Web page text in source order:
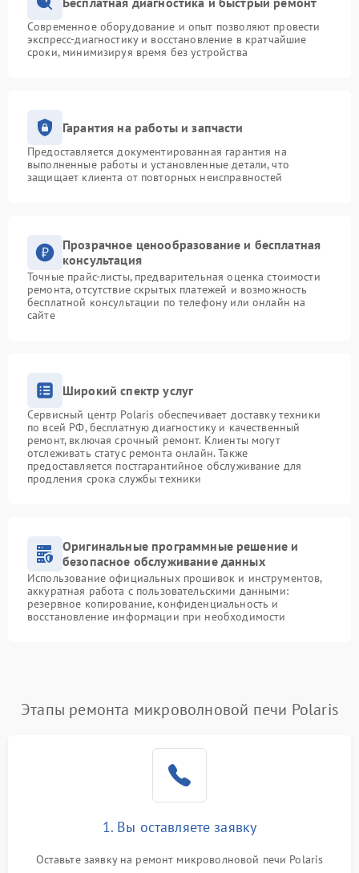
Современное оборудование и опыт позволяют провести
экспресс-диагностику и восстановление в кратчайшие
сроки, минимизируя время без устройства
Гарантия на работы и запчасти
Предоставляется документированная гарантия на
выполненные работы и установленные детали, что
защищает клиента от повторных неисправностей
Прозрачное ценообразование и бесплатная
консультация
Точные прайс-листы, предварительная оценка стоимости
ремонта, отсутствие скрытых платежей и возможность
бесплатной консультации по телефону или онлайн на
сайте
Широкий спектр услуг
Сервисный центр Polaris обеспечивает доставку техники
по всей РФ, бесплатную диагностику и качественный
ремонт, включая срочный ремонт. Клиенты могут
отслеживать статус ремонта онлайн. Также
предоставляется постгарантийное обслуживание для
продления срока службы техники
Оригинальные программные решение и
безопасное обслуживание данных
Использование официальных прошивок и инструментов,
аккуратная работа с пользовательскими данными:
резервное копирование, конфиденциальность и
восстановление информации при необходимости
Этапы ремонта микроволновой печи Polaris
1. Вы оставляете заявку
Оставьте заявку на ремонт микроволновой печи Polaris